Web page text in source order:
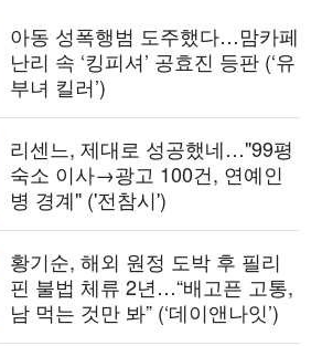
아동 성폭행범 도주했다…맘카페
난리 속 ‘킹피셔’ 공효진 등판 (‘유
부녀 킬러’)
리센느, 제대로 성공했네…"99평
숙소 이사→광고 100건, 연예인
병 경계" ('전참시')
황기순, 해외 원정 도박 후 필리
핀 불법 체류 2년…“배고픈 고통,
남 먹는 것만 봐” (‘데이앤나잇’)